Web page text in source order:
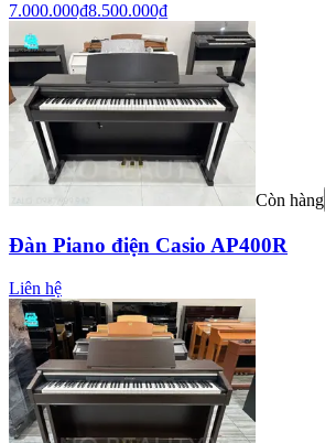
7.000.000₫8.500.000₫
Còn hàng
Đàn Piano điện Casio AP400R
Liên hệ